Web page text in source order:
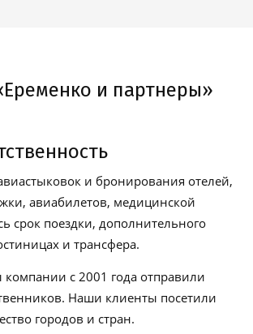
и партнеры»
и бронирования отелей,
авиабилетов, медицинской
срок поездки, дополнительного
и трансфера.
компании с 2001 года отправили
Наши клиенты посетили
городов и стран.